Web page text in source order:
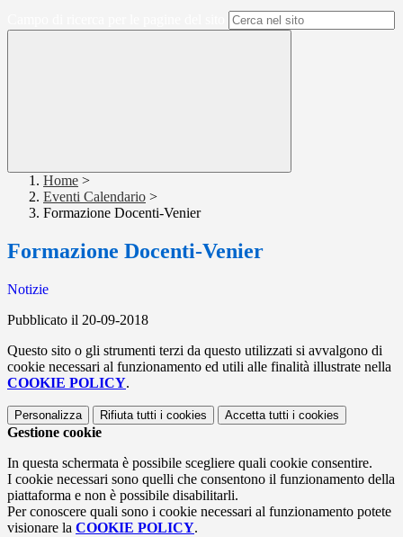
Home >
Eventi Calendario >
Formazione Docenti-Venier
Formazione Docenti-Venier
Notizie
Pubblicato il 20-09-2018
Questo sito o gli strumenti terzi da questo utilizzati si avvalgono di
cookie necessari al funzionamento ed utili alle finalità illustrate nella
COOKIE POLICY.
Personalizza Rifiuta tutti i cookies Accetta tutti i cookies
Gestione cookie
In questa schermata è possibile scegliere quali cookie consentire.
I cookie necessari sono quelli che consentono il funzionamento della
piattaforma e non è possibile disabilitarli.
Per conoscere quali sono i cookie necessari al funzionamento potete
visionare la COOKIE POLICY.